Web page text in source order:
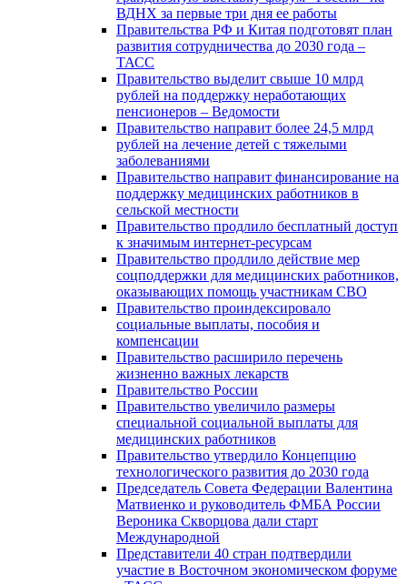
ВДНХ за первые три дня ее работы
Правительства РФ и Китая подготовят план
развития сотрудничества до 2030 года –
ТАСС
Правительство выделит свыше 10 млрд
рублей на поддержку неработающих
пенсионеров – Ведомости
Правительство направит более 24,5 млрд
рублей на лечение детей с тяжелыми
заболеваниями
Правительство направит финансирование на
поддержку медицинских работников в
сельской местности
Правительство продлило бесплатный доступ
к значимым интернет-ресурсам
Правительство продлило действие мер
соцподдержки для медицинских работников,
оказывающих помощь участникам СВО
Правительство проиндексировало
социальные выплаты, пособия и
компенсации
Правительство расширило перечень
жизненно важных лекарств
Правительство России
Правительство увеличило размеры
специальной социальной выплаты для
медицинских работников
Правительство утвердило Концепцию
технологического развития до 2030 года
Председатель Совета Федерации Валентина
Матвиенко и руководитель ФМБА России
Вероника Скворцова дали старт
Международной
Представители 40 стран подтвердили
участие в Восточном экономическом форуме